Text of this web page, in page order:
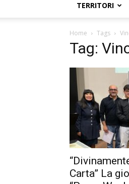
TERRITORI
Home Tags
Tag:
Carta” La